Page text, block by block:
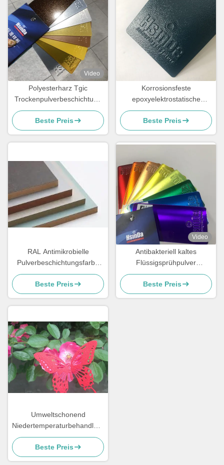
Video
Polyesterharz Tgic
Trockenpulverbeschichtung
UV-Widerstand Textur hoher
Hitze
Beste Preis
Korrosionsfeste
epoxyelektrostatische
Pulverbeschichtung für
Stahlbalken
Beste Preis
RAL Antimikrobielle
Pulverbeschichtungsfarbe
für Metall- und MDF-Möbel
Beste Preis
Video
Antibakteriell kaltes
Flüssigsprühpulver
Beschichtung
Lebensmittelqualität
Schweißschmutzbeständig
Beste Preis
Umweltschonend
Niedertemperaturbehandlung
Pulverbeschichtungen
Salzsprühbeständig
Beste Preis